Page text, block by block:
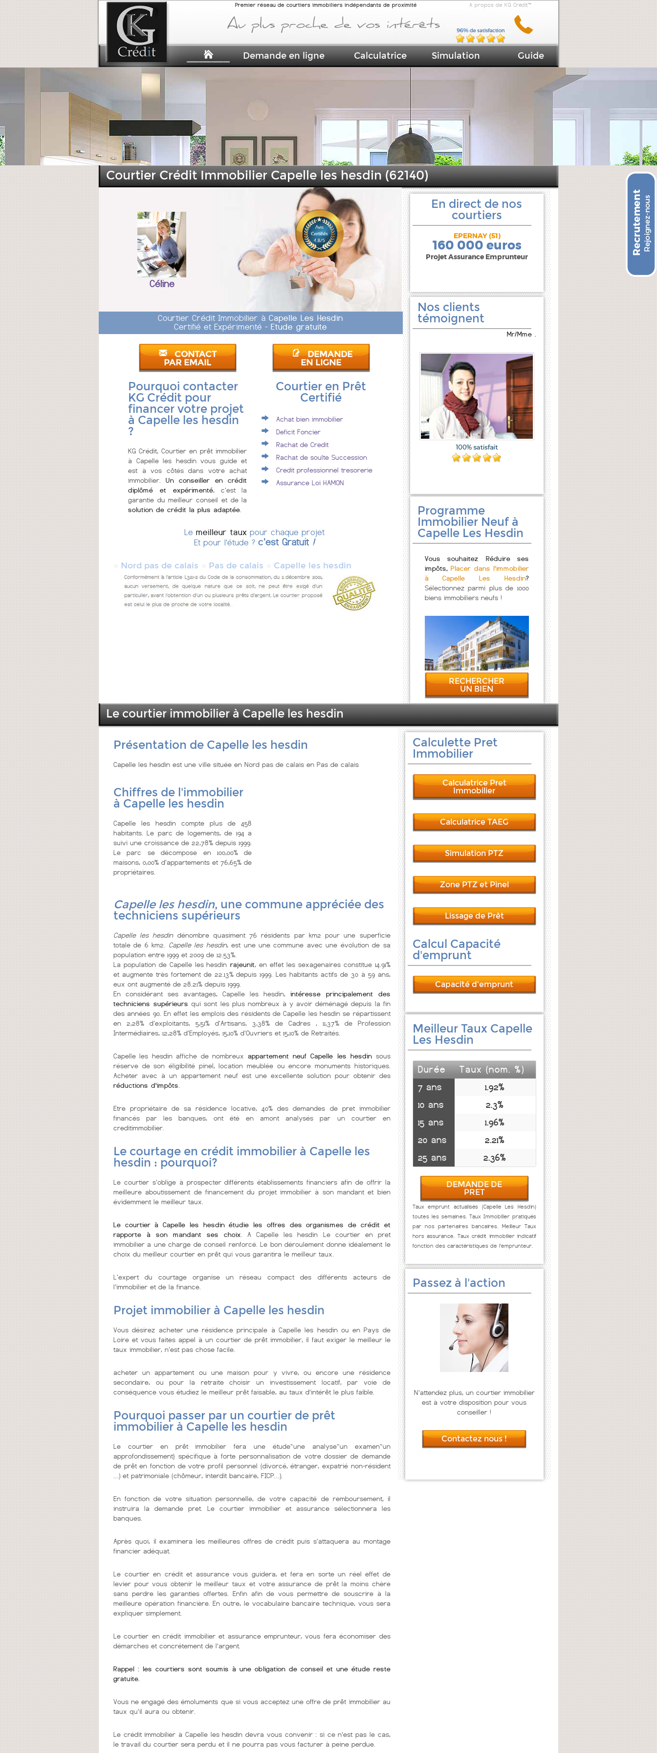
Courtier Crédit Immobilier Capelle les hesdin (62140)
Céline
Courtier Crédit Immobilier àCapelle Les Hesdin
Certifié et Expérimenté -Etude gratuite
CONTACT
PAR EMAIL
DEMANDE
EN LIGNE
Pourquoi contacter
KG Crédit pour
financer votre projet
à Capelle les hesdin
?
KG Crédit, Courtier en prêt immobilier
à Capelle les hesdin vous guide et
est à vos côtés dans votre achat
immobilier. Un conseiller en crédit
diplômé et expérimenté, c'est la
garantie du meilleur conseil et de la
solution de crédit la plus adaptée
Courtier en Prêt
Certifié
Achat bien immobilier
Deficit Foncier
Rachat de Credit
Rachat de soulte Succession
Credit professionnel tresorerie
Assurance Loi HAMON
Le meilleur taux pour chaque projet
Et pour l'étude ?c'est Gratuit !
Nord pas de calais Pas de calais Capelle les hesdin
En direct de nos
courtiers
150 000 euros
EPERNAY (51)
160 000 euros
Projet Assurance Emprunteur
240 000 euros
Nos clients
témoignent
Mr/Mme .
Programme
Immobilier Neuf à
Capelle Les Hesdin
Vous souhaitez Réduire ses
impôts,Placer dans l'immobilier
à Capelle Les Hesdin?
Sélectionnez parmi plus de 1000
biens immobiliers neufs !
RECHERCHER
UN BIEN
Le courtier immobilier à Capelle les hesdin
Présentation de Capelle les hesdin
Capelle les hesdin est une ville située en Nord pas de calais en Pas de calais
Chiffres de l'immobilier
à Capelle les hesdin
Capelle les hesdin compte plus de 458
habitants. Le parc de logements, de 194 a
suivi une croissance de 22,78% depuis 1999.
Le parc se décompose en 100,00% de
maisons, 0,00% d'appartements et 76,65% de
propriétaires.
Capelle les hesdin, une commune appréciée des
techniciens supérieurs
Capelle les hesdindénombre quasiment 76 résidents par km2 pour une superficie
totale de 6 km2. Capelle les hesdin, est une une commune avec une évolution de sa
population entre 1999 et 2009 de 12.53%.
La population de Capelle les hesdin rajeunit, en effet les sexagenaires constitue 14.91%
et augmente très fortement de 22.13% depuis 1999. Les habitants actifs de 30 à 59 ans,
eux ont augmenté de 28.21% depuis 1999.
En considérant ses avantages, Capelle les hesdin, intéresse principalement des
techniciens supérieurs qui sont les plus nombreux à y avoir déménagé depuis la fin
des années 90. En effet les emplois des résidents de Capelle les hesdin se répartissent
en 2,28% d'exploitants, 5,51% d'Artisans, 3,38% de Cadres , 11,37% de Profession
Intermédiaires, 12,28% d'Employés, 15,10% d'Ouvriers et 15,10% de Retraités.
Capelle les hesdin affiche de nombreux appartement neuf Capelle les hesdin sous
réserve de son éligibilité pinel, location meublée ou encore monuments historiques.
Acheter avec à un appartement neuf est une excellente solution pour obtenir des
réductions d'impôts
Etre propriétaire de sa résidence locative, 40% des demandes de pret immobilier
financés par les banques, ont été en amont analysés par un courtier en
creditimmobilier.
Le courtage en crédit immobilier à Capelle les
hesdin : pourquoi?
Le courtier s'oblige à prospecter différents établissements financiers afin de offrir la
meilleure aboutissement de financement du projet immobilier à son mandant et bien
évidemment le meilleur taux.
Le courtier à Capelle les hesdin étudie les offres des organismes de crédit et
rapporte à son mandant ses choix . A Capelle les hesdin Le courtier en pret
immobilier a une charge de conseil renforcé. Le bon déroulement donne idéalement le
choix du meilleur courtier en prêt qui vous garantira le meilleur taux.
L'expert du courtage organise un réseau compact des différents acteurs de
l'immobilier et de la finance.
Projet immobilier à Capelle les hesdin
Vous désirez acheter une résidence principale à Capelle les hesdin ou en Pays de
Loire et vous faites appel à un courtier de prêt immobilier, il faut exiger le meilleur le
taux immobilier, n'est pas chose facile.
acheter un appartement ou une maison pour y vivre, ou encore une résidence
secondaire, ou pour la retraite choisir un investissement locatif, par voie de
conséquence vous étudiez le meilleur prêt faisable, au taux d’intérêt le plus faible.
Pourquoi passer par un courtier de prêt
immobilier à Capelle les hesdin
Le courtier en prêt immobilier fera une étude~une analyse~un examen~un
approfondissement} spécifique à forte personnalisation de votre dossier de demande
de prêt en fonction de votre profil personnel (divorcé, étranger, expatrié non-résident
…) et patrimoniale (chômeur, interdit bancaire, FICP…).
En fonction de votre situation personnelle, de votre capacité de remboursement, il
instruira la demande pret. Le courtier immobilier et assurance sélectionnera les
banques.
Après quoi, il examinera les meilleures offres de crédit puis s'attaquera au montage
financier adéquat.
Le courtier en crédit et assurance vous guidera, et fera en sorte un réel effet de
levier pour vous obtenir le meilleur taux et votre assurance de prêt la moins chère
sans perdre les garanties offertes. Enfin afin de vous permettre de souscrire à la
meilleure opération financière. En outre, le vocabulaire bancaire technique, vous sera
expliquer simplement.
Le courtier en crédit immobilier et assurance emprunteur, vous fera économiser des
démarches et concrétement de l’argent.
Rappel : les courtiers sont soumis à une obligation de conseil et une étude reste
gratuite.
Vous ne engagé des émoluments que si vous acceptez une offre de prêt immobilier au
taux qu'il aura ou obtenir.
Le crédit immobilier à Capelle les hesdin devra vous convenir : si ce n’est pas le cas,
le travail du courtier sera perdu et il ne pourra pas vous facturer à peine perdue.
Calculette Pret
Immobilier
Calculatrice Pret
Immobilier
Calculatrice TAEG
Simulation PTZ
Zone PTZ et Pinel
Lissage de Prêt
Calcul Capacité
d'emprunt
Capacité d'emprunt
Meilleur Taux Capelle
Les Hesdin
Durée
Taux (nom. %)
7 ans
1.92%
10 ans
2.3%
15 ans
1.96%
20 ans
2.21%
25 ans
2.36%
DEMANDE DE
PRET
Taux emprunt actualisés (Capelle Les Hesdin)
toutes les semaines. Taux Immobilier pratiqués
par nos partenaires bancaires. Meilleur Taux
hors assurance. Taux crédit immobilier indicatif
fonction des caractéristiques de l'emprunteur.
Passez à l'action
N'attendez plus, un courtier immobilier
est à votre disposition pour vous
conseiller !
Contactez nous !
Premier réseau de courtiers immobiliers indépendants de proximité A propos de KG Crédit™
Demande en ligne Calculatrice Simulation Guide